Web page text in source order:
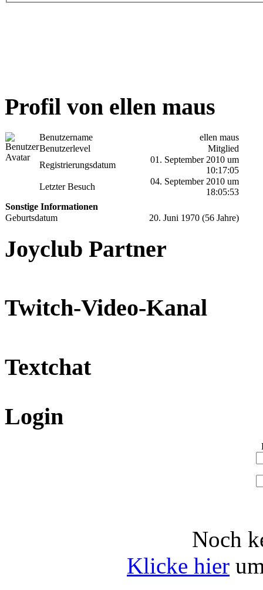
Profil von ellen maus
Benutzername
ellen maus
Benutzerlevel
Mitglied
Registrierungsdatum
01. September 2010 um
10:17:05
Letzter Besuch
04. September 2010 um
18:05:53
Sonstige Informationen
Geburtsdatum
20. Juni 1970 (56 Jahre)
Joyclub Partner
Twitch-Video-Kanal
Textchat
Login
Noch
Klicke hier